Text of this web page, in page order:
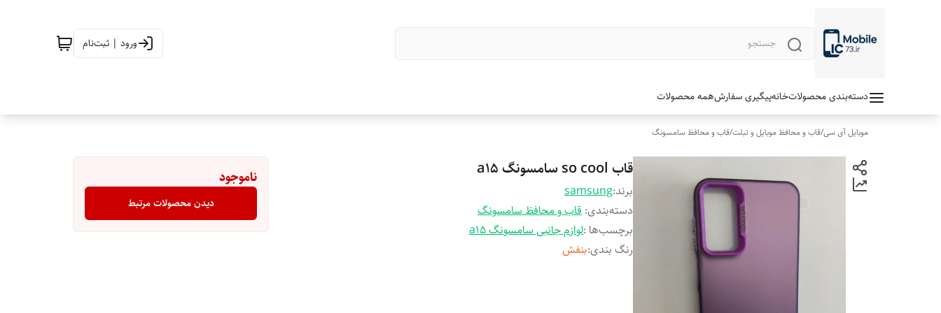
ورود | ثبت‌نام
دسته‌بندی محصولاتخانهپیگیری سفارشهمه محصولات
موبایل آی سی/قاب و محافظ موبایل و تبلت/قاب و محافظ سامسونگ
قاب so cool سامسونگ a15
برند:samsung
دسته‌بندی: قاب و محافظ سامسونگ
برچسب‌ها :لوازم جانبی سامسونگ a15
رنگ بندی:بنفش
ناموجود
دیدن محصولات مرتبط